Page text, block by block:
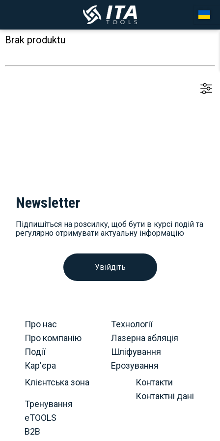
Brak produktu
Newsletter
Підпишіться на розсилку, щоб бути в курсі подій та
регулярно отримувати актуальну інформацію
Увійдіть
Про нас
Про компанію
Події
Кар'єра
Технології
Лазерна абляція
Шліфування
Ерозування
Клієнтська зона
Тренування
eTOOLS
B2B
Контакти
Контактні дані